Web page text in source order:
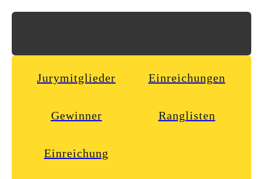
Jurymitglieder Einreichungen
Gewinner Ranglisten
Einreichung